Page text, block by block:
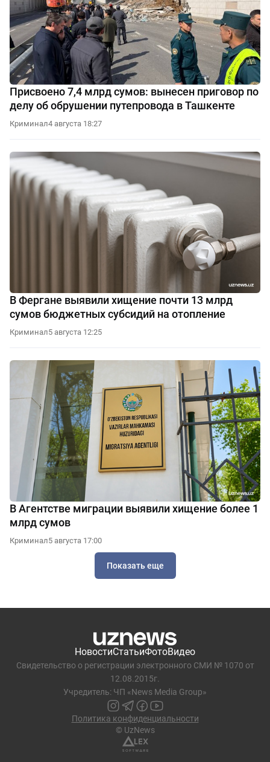
Присвоено 7,4 млрд сумов: вынесен приговор по
делу об обрушении путепровода в Ташкенте
Криминал4 августа 18:27
В Фергане выявили хищение почти 13 млрд
сумов бюджетных субсидий на отопление
Криминал5 августа 12:25
В Агентстве миграции выявили хищение более 1
млрд сумов
Криминал5 августа 17:00
Показать еще
НовостиСтатьиФотоВидео
Свидетельство о регистрации электронного СМИ № 1070 от
12.08.2015г.
Учредитель: ЧП «News Media Group»
Политика конфиденциальности
© UzNews